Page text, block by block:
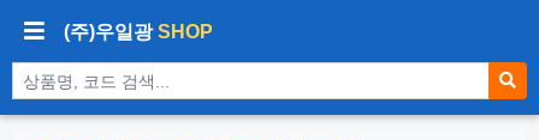
(주)우일광SHOP
상품 검색